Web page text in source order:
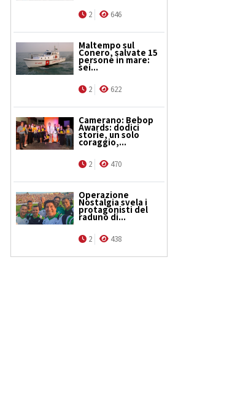
2 646
Maltempo sul
Conero, salvate 15
persone in mare:
sei...
2 622
Camerano: Bebop
Awards: dodici
storie, un solo
coraggio,...
2 470
Operazione
Nostalgia svela i
protagonisti del
raduno di...
2 438